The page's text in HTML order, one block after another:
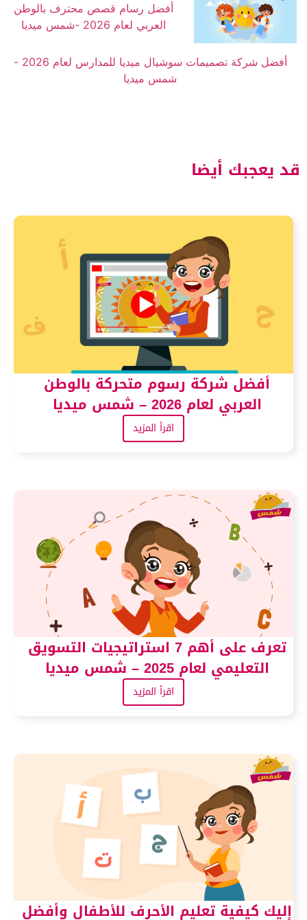
أفضل رسام قصص محترف بالوطن
العربي لعام 2026 -شمس ميديا
أفضل شركة تصميمات سوشيال ميديا للمدارس لعام 2026 -
شمس ميديا
يعجبك أيضا
أفضل شركة رسوم متحركة بالوطن
العربي لعام 2026 – شمس ميديا
اقرأ المزيد
تعرف على أهم 7 استراتيجيات التسويق
التعليمي لعام 2025 – شمس ميديا
اقرأ المزيد
إليك كيفية تعليم الأحرف للأطفال وأفضل